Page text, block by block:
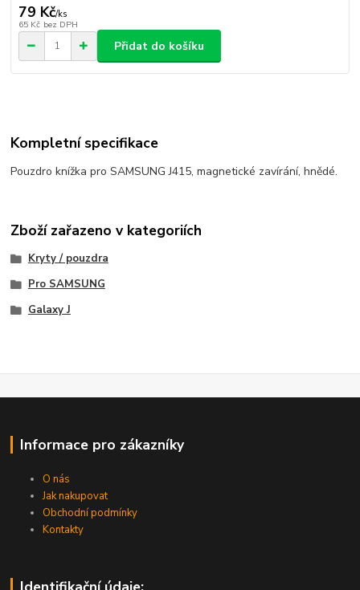
79 Kč/ks
65 Kč bez DPH
Přidat do košíku
Kompletní specifikace
Pouzdro knížka pro SAMSUNG J415, magnetické zavírání, hnědé.
Zboží zařazeno v kategoriích
Kryty / pouzdra
Pro SAMSUNG
Galaxy J
Informace pro zákazníky
O nás
Jak nakupovat
Obchodní podmínky
Kontakty